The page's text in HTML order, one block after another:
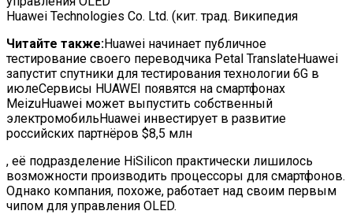
Huawei Technologies Co. Ltd. (кит. трад. Википедия
Читайте также:Huawei начинает публичное
тестирование своего переводчика Petal TranslateHuawei
запустит спутники для тестирования технологии 6G в
июлеСервисы HUAWEI появятся на смартфонах
MeizuHuawei может выпустить собственный
электромобильHuawei инвестирует в развитие
российских партнёров $8,5 млн
, её подразделение HiSilicon практически лишилось
возможности производить процессоры для смартфонов.
Однако компания, похоже, работает над своим первым
чипом для управления OLED.